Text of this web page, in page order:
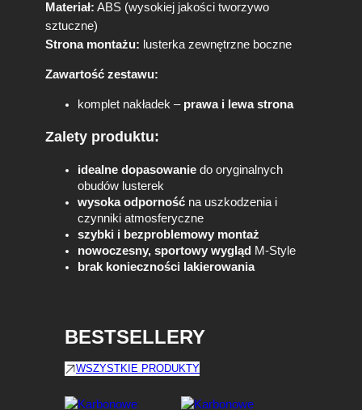
y
l
C
n
Materiał: ABS (wysokiej jakości tworzywo
sztuczne)
Strona montażu: lusterka zewnętrzne boczne
Zawartość zestawu:
komplet nakładek – prawa i lewa strona
Zalety produktu:
idealne dopasowanie do oryginalnych
obudów lusterek
wysoka odporność na uszkodzenia i
czynniki atmosferyczne
szybki i bezproblemowy montaż
nowoczesny, sportowy wygląd M-Style
brak konieczności lakierowania
BESTSELLERY
WSZYSTKIE PRODUKTY